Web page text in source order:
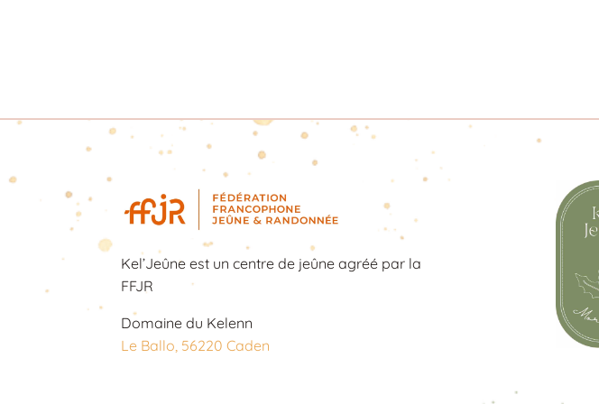
Kel’Jeûne est un centre de jeûne agréé par la
FFJR
Domaine du Kelenn
Le Ballo, 56220 Caden